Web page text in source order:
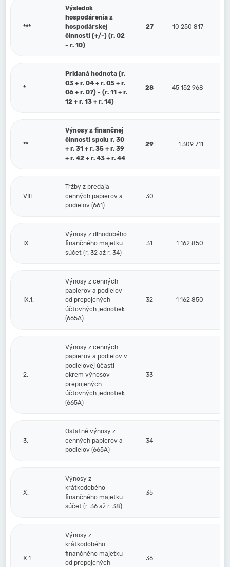
***
Výsledok
hospodárenia z
hospodárskej
činnosti (+/-) (r. 02
- r. 10)
27 10 250 817
*
Pridaná hodnota (r.
03 + r. 04 + r. 05 + r.
06 + r. 07) - (r. 11 + r.
12 + r. 13 + r. 14)
28 45 152 968
**
Výnosy z finančnej
činnosti spolu r. 30
+ r. 31 + r. 35 + r. 39
+ r. 42 + r. 43 + r. 44
29 1 309 711
VIII.
Tržby z predaja
cenných papierov a
podielov (661)
30
IX.
Výnosy z dlhodobého
finančného majetku
súčet (r. 32 až r. 34)
31 1 162 850
IX.1.
Výnosy z cenných
papierov a podielov
od prepojených
účtovných jednotiek
(665A)
32 1 162 850
2.
Výnosy z cenných
papierov a podielov v
podielovej účasti
okrem výnosov
prepojených
účtovných jednotiek
(665A)
33
3.
Ostatné výnosy z
cenných papierov a
podielov (665A)
34
X.
Výnosy z
krátkodobého
finančného majetku
súčet (r. 36 až r. 38)
35
X.1.
Výnosy z
krátkodobého
finančného majetku
od prepojených
36